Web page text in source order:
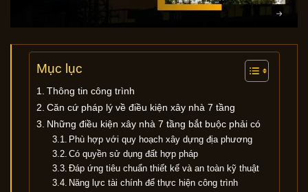
Mục lục
Thông tin công trình
Căn cứ pháp lý về điều kiện xây nhà 7 tầng
Những điều kiện xây nhà 7 tầng bắt buộc phải có
Phù hợp với quy hoạch xây dựng địa phương
Có quyền sử dụng đất hợp pháp
Đáp ứng tiêu chuẩn thiết kế và an toàn kỹ thuật
Năng lực tài chính để thực hiện công trình